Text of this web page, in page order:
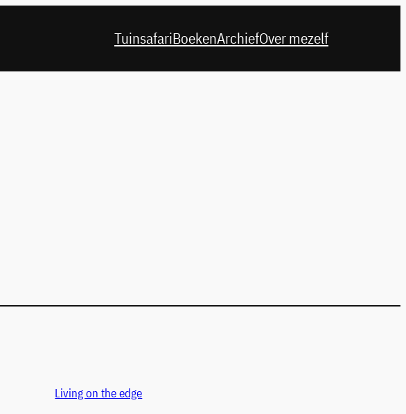
TuinsafariBoekenArchiefOver mezelf
Living on the edge